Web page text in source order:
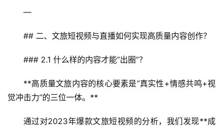
—
## 二、文旅短视频与直播如何实现高质量内容创作？
### 2.1 什么样的内容才能”出圈”？
**高质量文旅内容的核心要素是”真实性+情感共鸣+视
觉冲击力”的三位一体。**
通过对2023年爆款文旅短视频的分析，我们发现**成